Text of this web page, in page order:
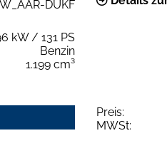
DUKF
kW / 131 PS
Benzin
1.199 cm³
Preis:
MWSt: